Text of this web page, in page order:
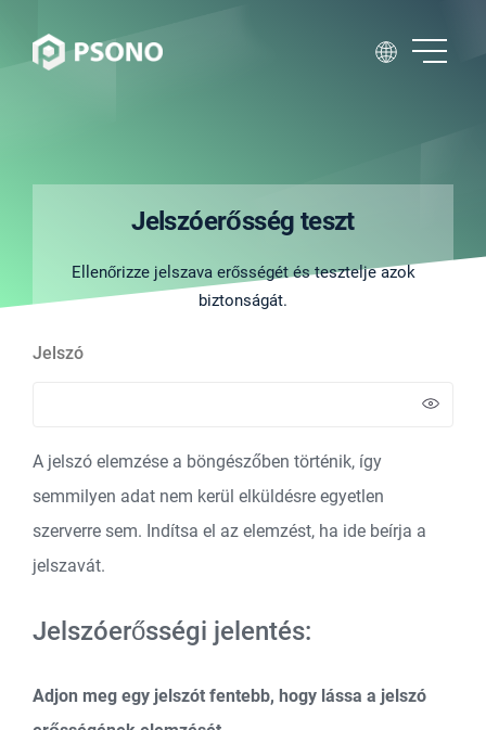
Jelszóerősség teszt
Ellenőrizze jelszava erősségét és tesztelje azok
biztonságát.
Jelszó
A jelszó elemzése a böngészőben történik, így
semmilyen adat nem kerül elküldésre egyetlen
szerverre sem. Indítsa el az elemzést, ha ide beírja a
jelszavát.
Jelszóerősségi jelentés:
Adjon meg egy jelszót fentebb, hogy lássa a jelszó